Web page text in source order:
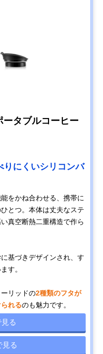
タブルコーヒー
りにくいシリコンバ
をかね合わせる、携帯に
とつ。本体は丈夫なステ
真空断熱二重構造で作ら
基づきデザインされ、す
す。
リッドの2種類のフタが
れるのも魅力です。
る
見る